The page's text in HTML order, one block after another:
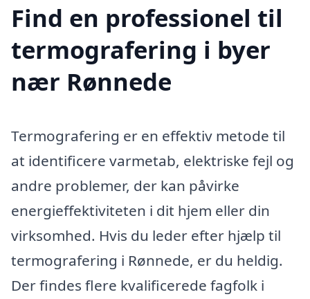
Find en professionel til
termografering i byer
nær Rønnede
Termografering er en effektiv metode til
at identificere varmetab, elektriske fejl og
andre problemer, der kan påvirke
energieffektiviteten i dit hjem eller din
virksomhed. Hvis du leder efter hjælp til
termografering i Rønnede, er du heldig.
Der findes flere kvalificerede fagfolk i